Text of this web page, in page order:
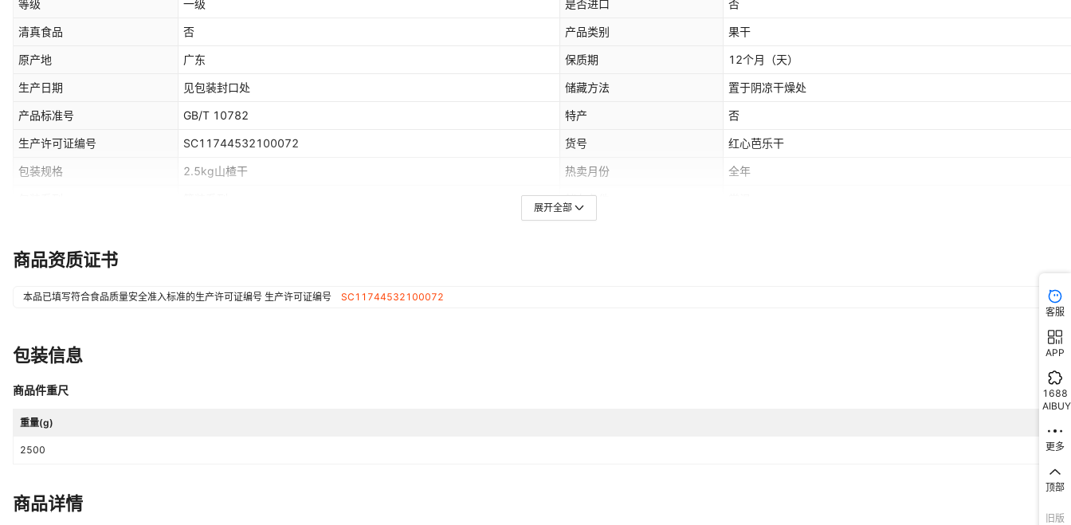
等级 一级 是否进口 否
清真食品 否 产品类别 果干
原产地 广东 保质期 12个月 （天）
生产日期 见包装封口处 储藏方法 置于阴凉干燥处
产品标准号 GB/T 10782 特产 否
生产许可证编号 SC11744532100072 货号 红心芭乐干
包装规格 2.5kg山楂干 热卖月份 全年
储存条件
是否中华老字号
展开全部
商品资质证书
本品已填写符合食品质量安全准入标准的生产许可证编号 生产许可证编号 SC11744532100072
包装信息
商品件重尺
重量(g)
2500
商品详情
客服
APP
1688
AIBUY
更多
顶部
旧版